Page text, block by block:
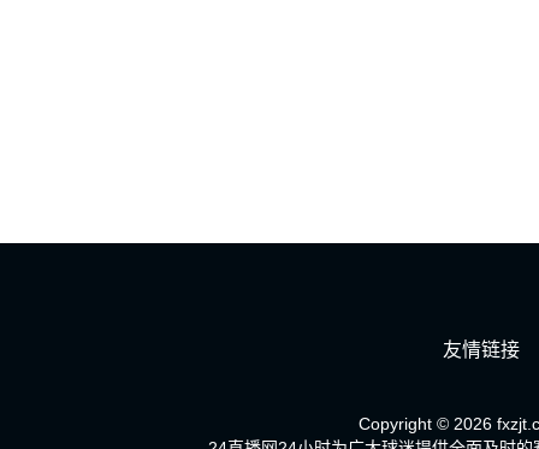
友情链接
Copyright © 2026